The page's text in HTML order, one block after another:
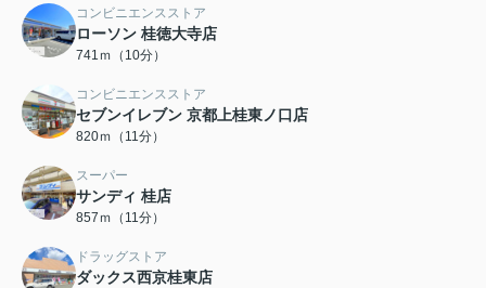
コンビニエンスストア
ローソン 桂徳大寺店
741ｍ（10分）
コンビニエンスストア
セブンイレブン 京都上桂東ノ口店
820ｍ（11分）
スーパー
サンディ 桂店
857ｍ（11分）
ドラッグストア
ダックス西京桂東店